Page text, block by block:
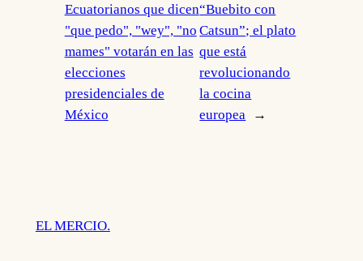
Ecuatorianos que dicen
"que pedo", "wey", "no
mames" votarán en las
elecciones
presidenciales de
México
“Buebito con
Catsun”; el plato
que está
revolucionando
la cocina
europea
→
EL MERCIO.